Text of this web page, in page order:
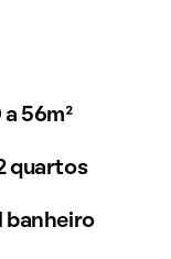
56m²
quartos
banheiro